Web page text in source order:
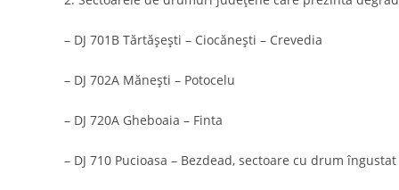
– DJ 701B Tărtășești – Ciocănești – Crevedia
– DJ 702A Mănești – Potocelu
– DJ 720A Gheboaia – Finta
– DJ 710 Pucioasa – Bezdead, sectoare cu drum